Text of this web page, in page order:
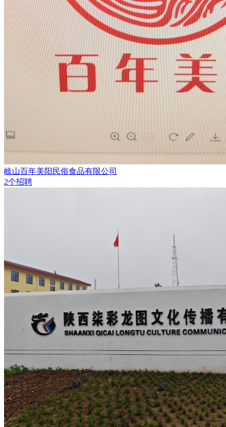
岐山百年美阳民俗食品有限公司
2个招聘